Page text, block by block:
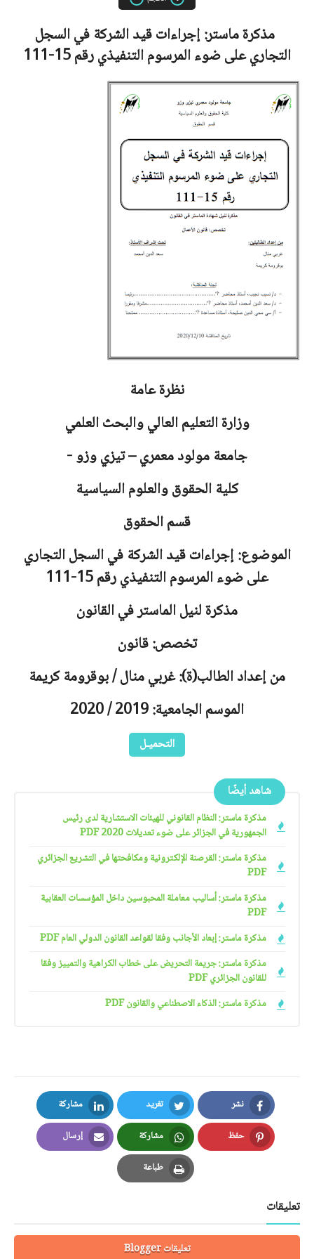
مذكرة ماستر:إجراءات قيد الشركة في السجل
التجاري على ضوء المرسوم التنفيذي رقم 15-111
نظرة عامة
وزارة التعليم العالي والبحث العلمي
جامعةمولود معمري – تيزي وزو -
كلية الحقوق والعلوم السياسية
قسم الحقوق
الموضوع: إجراءات قيد الشركة في السجل التجاري
على ضوء المرسوم التنفيذي رقم 15-111
مذكرة لنيل الماستر في القانون
تخصص: قانون
من إعداد الطالب(ة): غربي منال / بوقرومة كريمة
الموسم الجامعية: 2019 / 2020
التحميـل
شاهد أيضًا
مذكرة ماستر: النظام القانوني للهيئات الاستشارية لدى رئيس
الجمهورية في الجزائر على ضوء تعديلات 2020 PDF
مذكرة ماستر: القرصنة الإلكترونية ومكافحتها في التشريع الجزائري
PDF
مذكرة ماستر: أساليب معاملة المحبوسين داخل المؤسسات العقابية
PDF
مذكرة ماستر: إبعاد الأجانب وفقا لقواعد القانون الدولي العام PDF
مذكرة ماستر: جريمة التحريض على خطاب الكراهية والتمييز وفقا
للقانون الجزائري PDF
مذكرة ماستر: الذكاء الاصطناعي والقانون PDF
نشر
Facebook
تغريد
Twitter
مشاركة
LinkedIn
حفظ
Pinterest
مشاركة
Whatsapp
إرسال
Email
طباعة
Print
تعليقات
تعليقات Blogger